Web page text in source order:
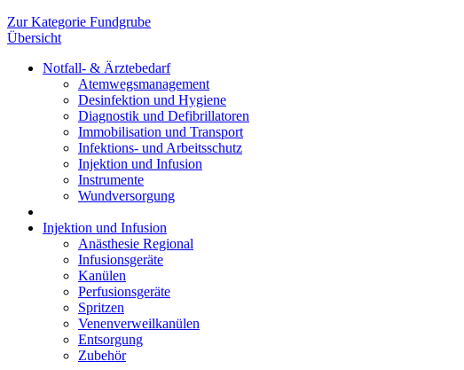
Zur Kategorie Fundgrube
Übersicht
Notfall- & Ärztebedarf
Atemwegsmanagement
Desinfektion und Hygiene
Diagnostik und Defibrillatoren
Immobilisation und Transport
Infektions- und Arbeitsschutz
Injektion und Infusion
Instrumente
Wundversorgung
Injektion und Infusion
Anästhesie Regional
Infusionsgeräte
Kanülen
Perfusionsgeräte
Spritzen
Venenverweilkanülen
Entsorgung
Zubehör